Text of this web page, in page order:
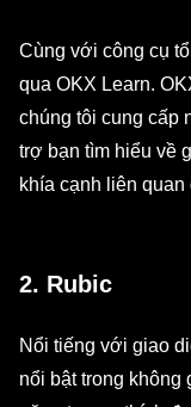
Cùng với công cụ
qua OKX Learn.
chúng tôi cung cấp
trợ bạn tìm hiểu về
khía cạnh liên
2. Rubic
Nổi tiếng với giao
nổi bật trong